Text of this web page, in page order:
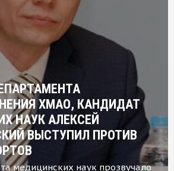
ХМАО, КАНДИДАТ
НАУК АЛЕКСЕЙ
ВЫСТУПИЛ ПРОТИВ
медицинских наук прозвучало